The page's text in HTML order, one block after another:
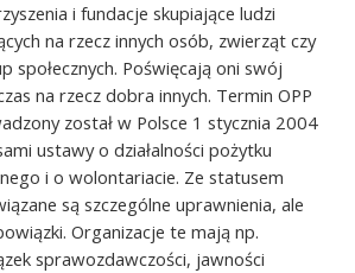
i fundacje skupiające ludzi
na rzecz innych osób, zwierząt czy
społecznych. Poświęcają oni swój
na rzecz dobra innych. Termin OPP
został w Polsce 1 stycznia 2004
ustawy o działalności pożytku
i o wolontariacie. Ze statusem
są szczególne uprawnienia, ale
Organizacje te mają np.
sprawozdawczości, jawności